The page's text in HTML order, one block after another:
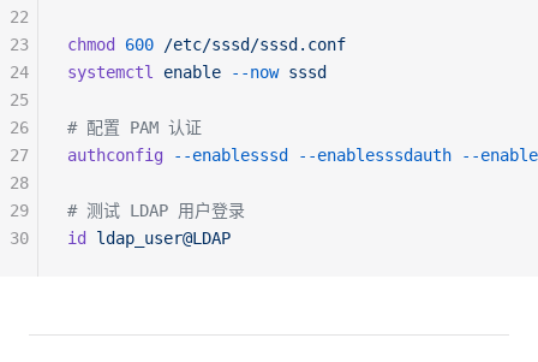
chmod 600 /etc/sssd/sssd.conf
systemctl
enable --now sssd
# 配置 PAM 认证
authconfig --enablesssd --enablesssdauth --
# 测试 LDAP 用户登录
id
ldap_user@LDAP
22
23
24
25
26
27
28
29
30